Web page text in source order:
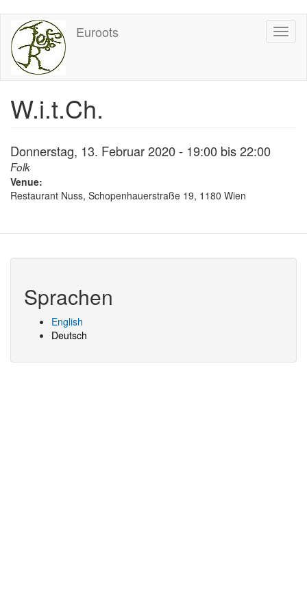
Direkt
zum
Inhalt
Euroots
W.i.t.Ch.
Donnerstag, 13. Februar 2020 - 19:00 bis22:00
Folk
Venue:
Restaurant Nuss, Schopenhauerstraße 19, 1180 Wien
Sprachen
English
Deutsch